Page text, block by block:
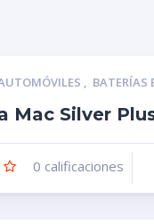
, BATERÍAS
Mac Silver
0 calificaciones